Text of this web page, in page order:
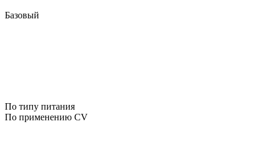
Базовый
По типу питания
По применению CV